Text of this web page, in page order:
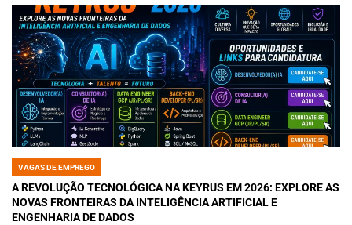
POSTED
IN
VAGAS DE EMPREGO
A REVOLUÇÃO TECNOLÓGICA NA KEYRUS EM 2026: EXPLORE AS
NOVAS FRONTEIRAS DA INTELIGÊNCIA ARTIFICIAL E
ENGENHARIA DE DADOS